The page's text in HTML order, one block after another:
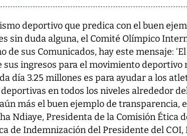
deportivo que predica con el buen
sin duda alguna, el Comité Olímpico
de sus Comunicados, hay este mensaje:
sus ingresos para el movimiento deportivo
día 3.25 millones es para ayudar a los
en todos los niveles alrededor
más el buen ejemplo de transparencia,
Ndiaye, Presidenta de la Comisión Ética
de Indemnización del Presidente del